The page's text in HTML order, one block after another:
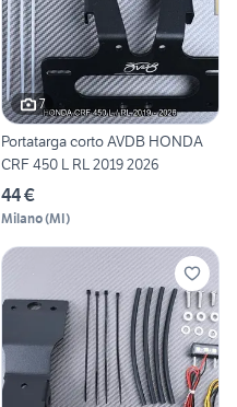
7
Portatarga corto AVDB HONDA
CRF 450 L RL 2019 2026
44 €
Milano(MI)